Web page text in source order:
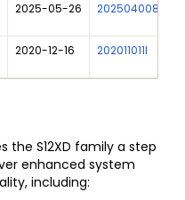
2025-05-26 202504008I
2020-12-16 202011011I
the S12XD family a step
enhanced system
including: